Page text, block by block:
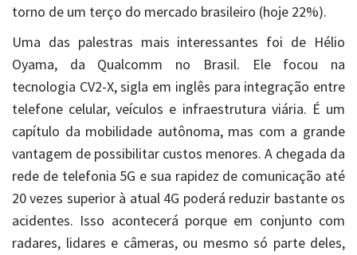
torno de um terço do mercado brasileiro (hoje 22%).
Uma das palestras mais interessantes foi de Hélio
Oyama, da Qualcomm no Brasil. Ele focou na
tecnologia CV2-X, sigla em inglês para integração entre
telefone celular, veículos e infraestrutura viária. É um
capítulo da mobilidade autônoma, mas com a grande
vantagem de possibilitar custos menores. A chegada da
rede de telefonia 5G e sua rapidez de comunicação até
20 vezes superior à atual 4G poderá reduzir bastante os
acidentes. Isso acontecerá porque em conjunto com
radares, lidares e câmeras, ou mesmo só parte deles,